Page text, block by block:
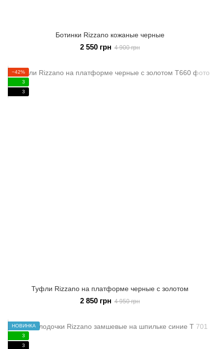
Ботинки Rizzano кожаные черные
2 550 грн 4 900 грн
−42%
3
3
Туфли Rizzano на платформе черные с золотом
2 850 грн 4 950 грн
НОВИНКА
3
3